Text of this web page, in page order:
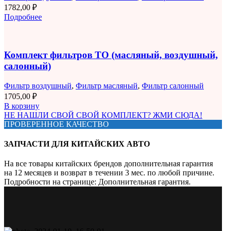
1782,00 ₽
Подробнее
Комплект фильтров ТО (масляный, воздушный,
салонный)
Фильтр воздушный, Фильтр масляный, Фильтр салонный
1705,00 ₽
В корзину
НЕ НАШЛИ СВОЙ СВОЙ КОМПЛЕКТ? ЖМИ СЮДА!
ПРОВЕРЕННОЕ КАЧЕСТВО
ЗАПЧАСТИ ДЛЯ КИТАЙСКИХ АВТО
На все товары китайских брендов дополнительная гарантия
на 12 месяцев и возврат в течении 3 мес. по любой причине.
Подробности на странице: Дополнительная гарантия.